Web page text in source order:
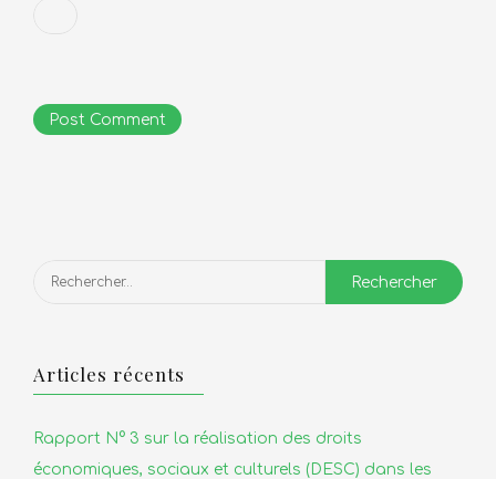
Rechercher :
Articles récents
Rapport N° 3 sur la réalisation des droits
économiques, sociaux et culturels (DESC) dans les